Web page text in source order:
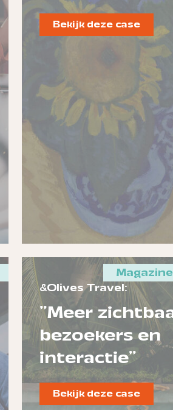
Bekijk deze case
&Olives Travel:
"Meer
bezoekers en
interactie"
Bekijk deze case